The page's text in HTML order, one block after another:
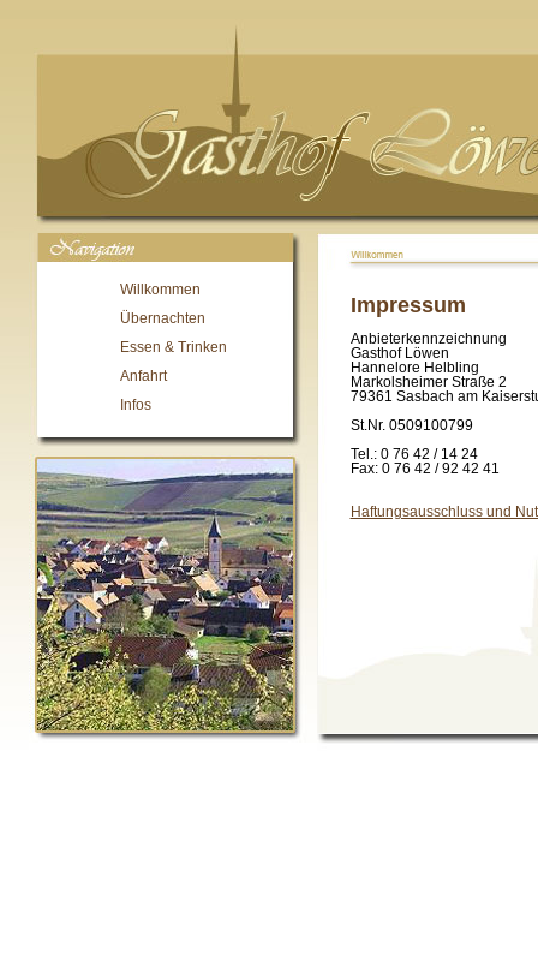
Willkommen
Übernachten
Essen & Trinken
Anfahrt
Infos
Impressum
Anbieterkennzeichnung
Gasthof Löwen
Hannelore Helbling
Markolsheimer Straße 2
79361 Sasbach am
St.Nr. 0509100799
Tel.: 0 76 42 / 14 24
Fax: 0 76 42 / 92 42 41
Haftungsausschluss und